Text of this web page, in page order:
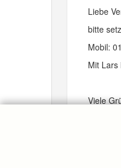
Liebe
bitte
Mobil:
Mit Lars
Viele